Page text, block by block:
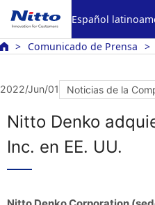
Español
Comunicado de Prensa
2022/Jun/01 Noticias de la
Nitto Denko
Inc. en EE. UU.